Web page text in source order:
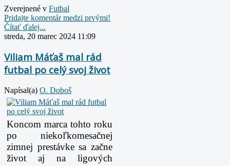
Zverejnené v Futbal
Pridajte komentár medzi prvými!
Čítať ďalej...
streda, 20 marec 2024 11:09
Viliam Máťaš mal rád
futbal po celý svoj život
Napísal(a) O. Doboš
Koncom marca tohto roku
po niekoľkomesačnej
zimnej prestávke sa začne
život aj na ligových